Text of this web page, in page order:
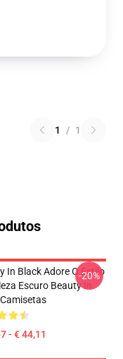
1 / 1
In Black Adore O Estilo
Escuro Beauty In
- € 44,11
-20%